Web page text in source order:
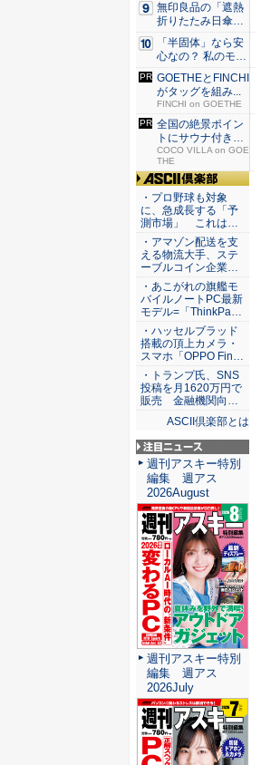
無印良品の「遮熱
折りたたみ日傘」
約160...
「半固体」なら安
心なの？ 私のモバ
イルバ...
GOETHEとFINCHI
がタッグを組み...
FINCHI on GOETHE
全国の絶景ポイン
トにサウナ付きの
シェア別...
COCO VILLA on GOE
THE
ASCII倶楽部
・プロ野球も対象
に、急成長する「予
測市場」 これは…
・アマゾン配送を支
える物流大手、ステ
ーブルコイン企業…
・あこがれの旗艦モ
バイルノートPC最新
モデル=「ThinkPa…
・ハッセルブラッド
搭載の頂上カメラ・
スマホ「OPPO Fin…
・トランプ氏、SNS
投稿を月1620万円で
販売 金融機関向…
ASCII倶楽部とは
注目ニュース
週刊アスキー特別
編集 週アス
2026August
週刊アスキー特別
編集 週アス
2026July